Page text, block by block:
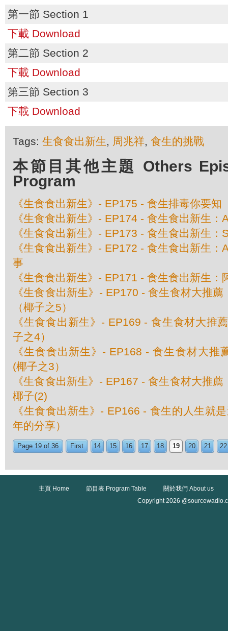
第一節 Section 1
下載 Download
第二節 Section 2
下載 Download
第三節 Section 3
下載 Download
Tags: 生食食出新生, 周兆祥, 食生的挑戰
本節目其他主題 Others
Program
《生食食出新生》- EP175 - 食生排毒你要知
《生食食出新生》- EP174 - 食生食出新生：
《生食食出新生》- EP173 - 食生食出新生
《生食食出新生》- EP172 - 食生食出新生
事
《生食食出新生》- EP171 - 食生食出新生：
《生食食出新生》- EP170 - 食生食材大推
（椰子之5）
《生食食出新生》- EP169 - 食生食材大推
子之4）
《生食食出新生》- EP168 - 食生食材大推
(椰子之3）
《生食食出新生》- EP167 - 食生食材大推
椰子(2)
《生食食出新生》- EP166 - 食生的人生就
年的分享）
Page 19 of 36 First 14 15 16 17 18 19 20 21 22
主頁 Home 節目表 Program Table
關於我們 About us
Copyright 2026